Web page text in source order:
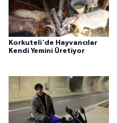
Korkuteli'de Hayvancılar
Kendi Yemini Üretiyor